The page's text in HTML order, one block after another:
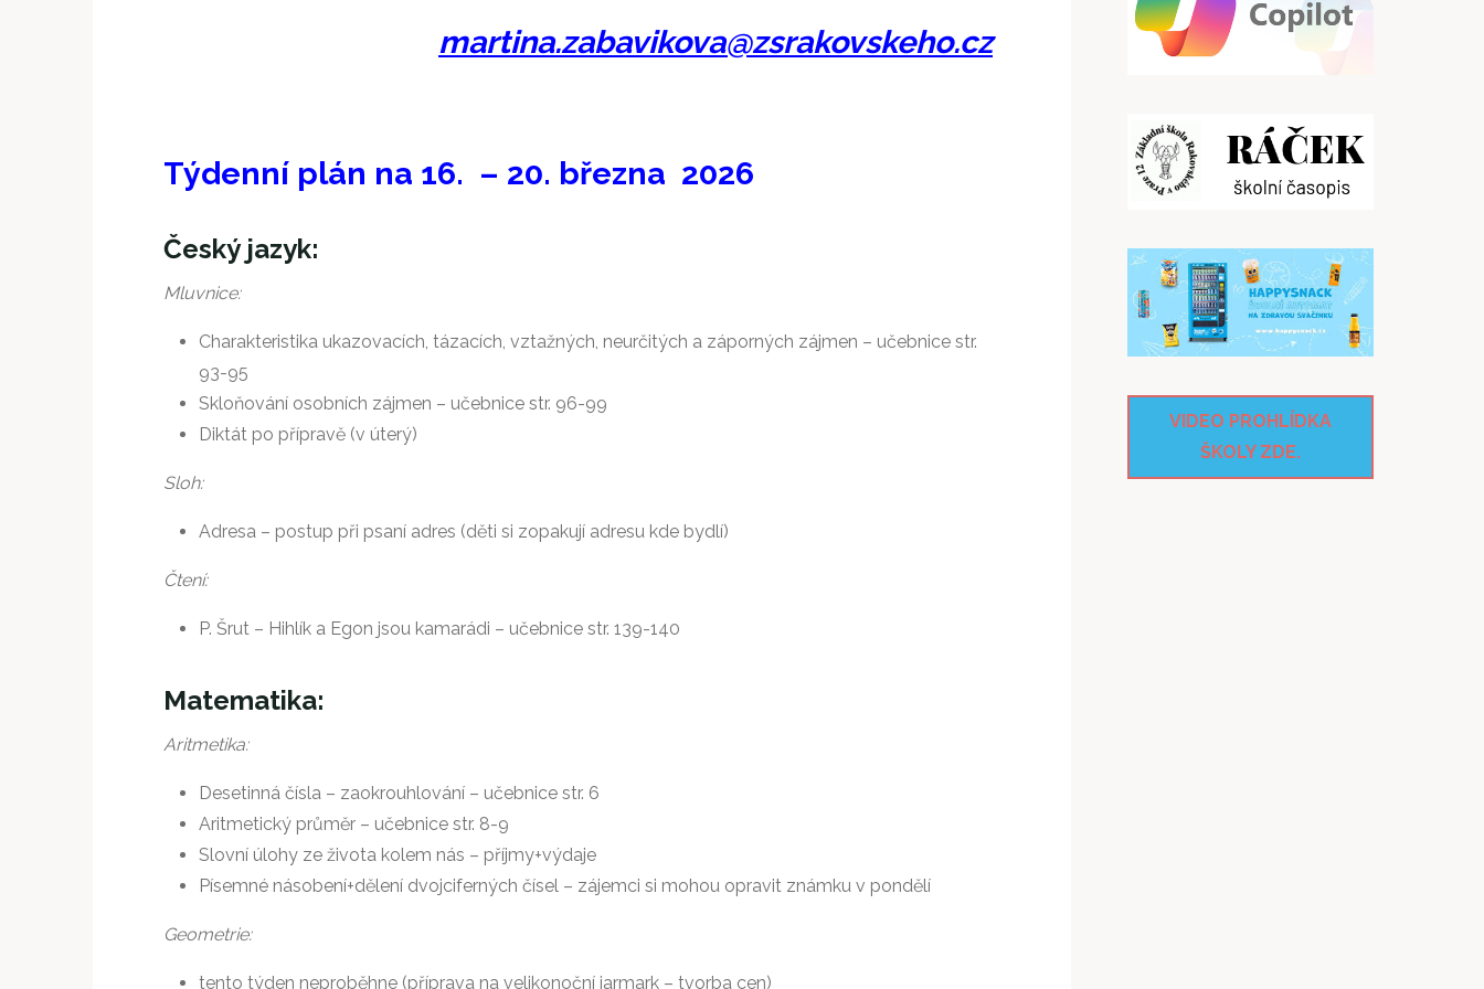
martina.zabavikova@zsrakovskeho.cz
Týdenní plán na 16. – 20. března 2026
Český jazyk:
Mluvnice:
Charakteristika ukazovacích, tázacích, vztažných, neurčitých a záporných zájmen – učebnice str.
93-95
Skloňování osobních zájmen – učebnice str. 96-99
Diktát po přípravě (v úterý)
Sloh:
Adresa – postup při psaní adres (děti si zopakují adresu kde bydlí)
Čtení:
P. Šrut – Hihlík a Egon jsou kamarádi – učebnice str. 139-140
Matematika:
Aritmetika:
Desetinná čísla – zaokrouhlování – učebnice str. 6
Aritmetický průměr – učebnice str. 8-9
Slovní úlohy ze života kolem nás – příjmy+výdaje
Písemné násobení+dělení dvojciferných čísel – zájemci si mohou opravit známku v pondělí
Geometrie:
tento týden neproběhne (příprava na velikonoční jarmark – tvorba cen)
VIDEO PROHLÍDKA
ŠKOLY ZDE.